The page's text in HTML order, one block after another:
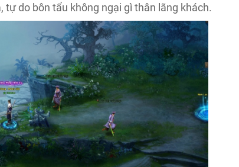
do bôn tẩu không ngại gì thân lãng khách.